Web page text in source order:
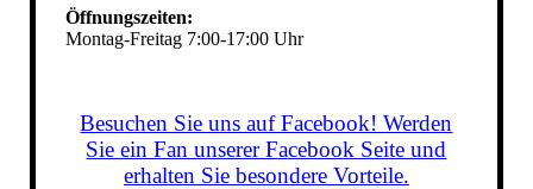
Öffnungszeiten:
Montag-Freitag 7:00-17:00 Uhr
Besuchen Sie uns auf Facebook! Werden
Sie ein Fan unserer Facebook Seite und
erhalten Sie besondere Vorteile.